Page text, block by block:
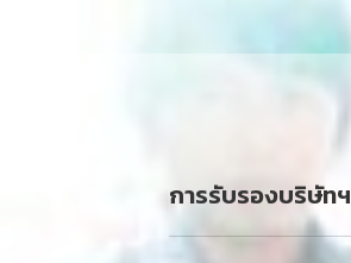
การรับรองบริษัทฯ